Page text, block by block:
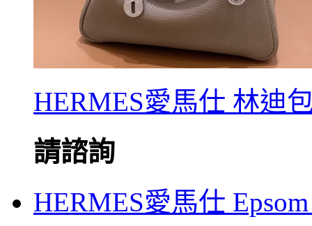
HERMES愛馬仕 林迪
請諮詢
HERMES愛馬仕